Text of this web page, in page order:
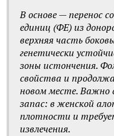
В основе — перенос
единиц (ФЕ) из
верхняя часть
генетически
зоны истончения.
свойства и
новом месте. Важно
запас: в женской
плотности и
извлечения.